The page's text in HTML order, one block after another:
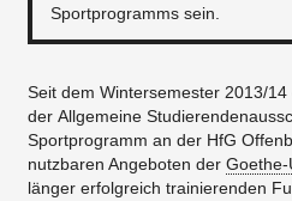
Sportprogramms sein.
Seit dem Wintersemester 2013/
der Allgemeine
Sportprogramm an der HfG
nutzbaren Angeboten der
länger erfolgreich trainierenden